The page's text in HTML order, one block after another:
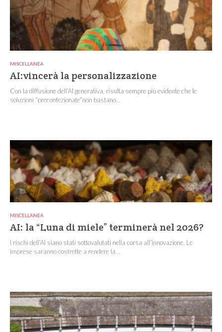
MISCELLANEA
AI:vincerà la personalizzazione
Con la diffusione dell’AI generativa, risulta sempre più evidente che le
soluzioni “preconfezionate”non bastano...
MISCELLANEA
AI: la “Luna di miele” terminerà nel 2026?
I rischi dell’AI siano stati sottovalutati nella corsa all’innovazione. Le
imprese saranno costrette a rendere la...